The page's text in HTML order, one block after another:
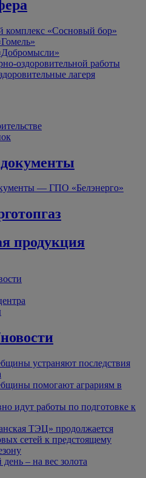
комплекс «Сосновый бор»
оздоровительной работы
лагеря
— ГПО «Белэнерго»
продукция
устраняют последствия
помогают аграриям в
идут работы по подготовке к
ТЭЦ» продолжается
сетей к предстоящему
– на вес золота